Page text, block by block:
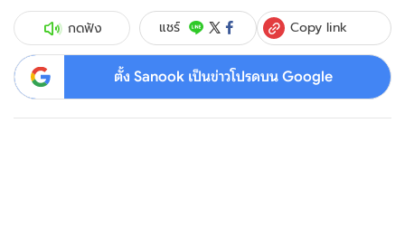
กดฟัง แชร์ Copy link
ตั้ง Sanook เป็นข่าวโปรดบน Google